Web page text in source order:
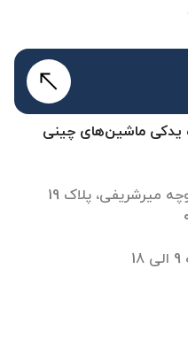
یدکی ماشین‌های چینی